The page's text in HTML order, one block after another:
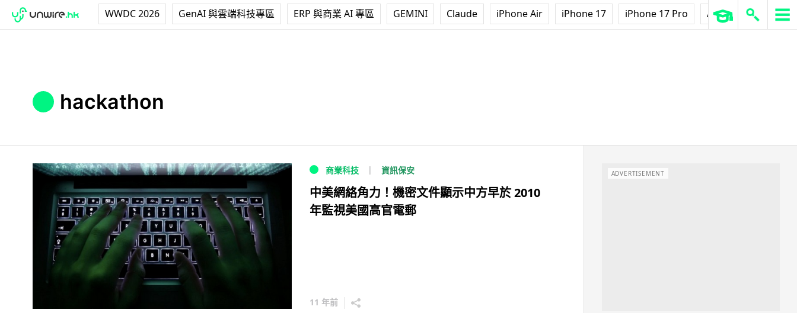
WWDC 2026 GenAI 與雲端科技專區 ERP 與商業 AI 專區 GEMINI Claude iPhone Air iPhone 17 iPhone 17 Pro AirPods Pro 3
hackathon
商業科技 資訊保安
中美網絡角力！機密文件顯示中方早於 2010
年監視美國高官電郵
11 年前
ADVERTISEMENT